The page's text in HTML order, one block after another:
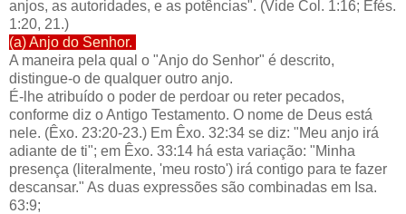
anjos, as autoridades, e as potências". (Vide Col. 1:16; Efés.
1:20, 21.)
(a) Anjo do Senhor.
A maneira pela qual o "Anjo do Senhor" é descrito,
distingue-o de qualquer outro anjo.
É-lhe atribuído o poder de perdoar ou reter pecados,
conforme diz o Antigo Testamento. O nome de Deus está
nele. (Êxo. 23:20-23.) Em Êxo. 32:34 se diz: "Meu anjo irá
adiante de ti"; em Êxo. 33:14 há esta variação: "Minha
presença (literalmente, 'meu rosto') irá contigo para te fazer
descansar." As duas expressões são combinadas em Isa.
63:9;